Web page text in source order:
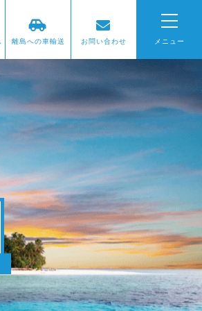
離島への車輸送 お問い合わせ メニュー